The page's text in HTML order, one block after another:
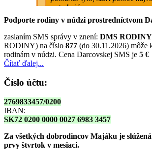
Podporte rodiny v núdzi prostredníctvom
zaslaním SMS správy v znení: DMS RODINY
RODINY) na číslo 877 (do 30.11.2026)
rodinám v núdzi. Cena Darcovskej SMS je 5 €
Čítať ďalej...
Číslo účtu:
2769833457/0200
IBAN:
SK72 0200 0000 0027 6983 3457
Za všetkých dobrodincov Majáku je
prvy štvrtok v mesiaci.